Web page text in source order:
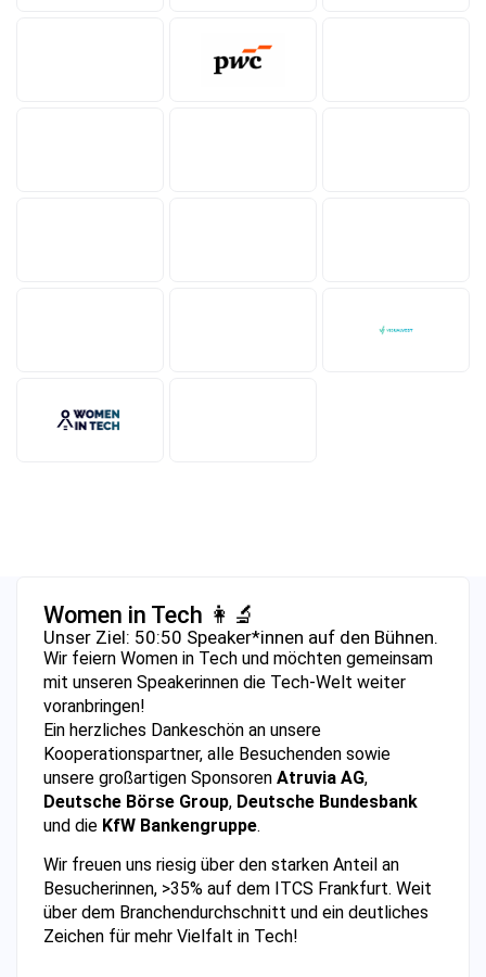
Women in Tech 👩‍🔬
Unser Ziel: 50:50 Speaker*innen auf den Bühnen.
Wir feiern Women in Tech und möchten gemeinsam
mit unseren Speakerinnen die Tech-Welt weiter
voranbringen!
Ein herzliches Dankeschön an unsere
Kooperationspartner, alle Besuchenden sowie
unsere großartigen Sponsoren Atruvia AG,
Deutsche Börse Group, Deutsche Bundesbank
und die KfW Bankengruppe.
Wir freuen uns riesig über den starken Anteil an
Besucherinnen, >35% auf dem ITCS Frankfurt. Weit
über dem Branchendurchschnitt und ein deutliches
Zeichen für mehr Vielfalt in Tech!